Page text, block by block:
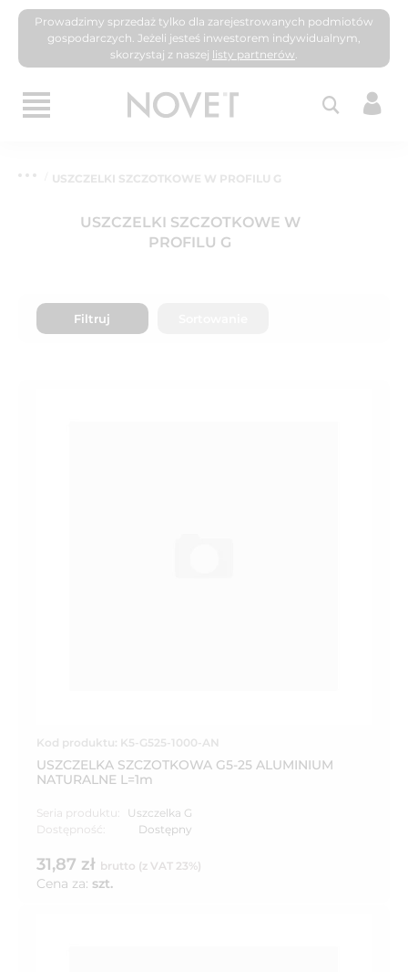
Prowadzimy sprzedaż tylko dla zarejestrowanych podmiotów
gospodarczych. Jeżeli jesteś inwestorem indywidualnym,
skorzystaj z naszej listy partnerów.
USZCZELKI SZCZOTKOWE W PROFILU G
USZCZELKI SZCZOTKOWE W
PROFILU G
Filtruj
Kod produktu: K5-G525-1000-AN
USZCZELKA SZCZOTKOWA G5-25 ALUMINIUM
NATURALNE L=1m
Seria produktu:
Uszczelka G
Dostępność:
Dostępny
31,87 zł brutto (z VAT 23%)
Cena za: szt.